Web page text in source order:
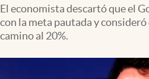
Columnistas
El economista descartó que el
con la meta pautada y consideró
camino al 20%.